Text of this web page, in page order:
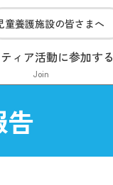
童養護施設の皆さまへ
ィア活動に参加する
Join
告